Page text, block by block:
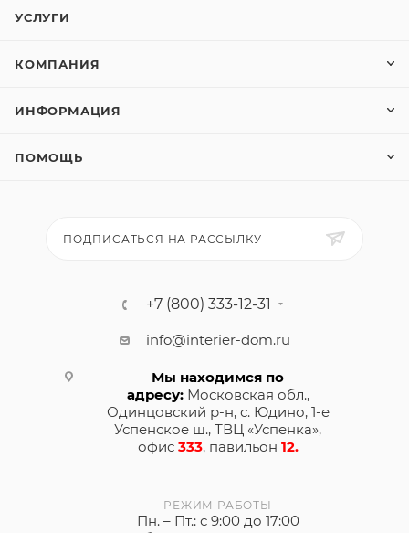
УСЛУГИ
КОМПАНИЯ
ИНФОРМАЦИЯ
ПОМОЩЬ
ПОДПИСАТЬСЯ НА РАССЫЛКУ
+7 (800) 333-12-31
info@interier-dom.ru
Мы находимся по
адресу:Московская обл.,
Одинцовский р-н, с. Юдино, 1-е
Успенское ш., ТВЦ «Успенка»,
офис 333, павильон 12.
РЕЖИМ РАБОТЫ
Пн. – Пт.: с 9:00 до 17:00